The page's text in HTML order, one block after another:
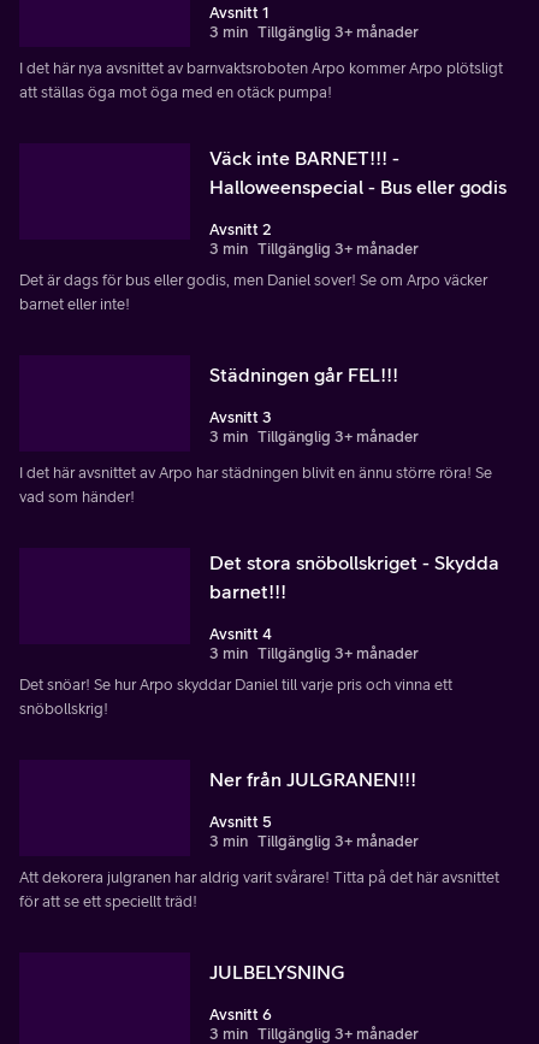
Avsnitt 1
3 min Tillgänglig 3+ månader
I det här nya avsnittet av barnvaktsroboten Arpo kommer Arpo plötsligt
att ställas öga mot öga med en otäck pumpa!
Väck inte BARNET!!! -
Halloweenspecial - Bus eller godis
Avsnitt 2
3 min Tillgänglig 3+ månader
Det är dags för bus eller godis, men Daniel sover! Se om Arpo väcker
barnet eller inte!
Städningen går FEL!!!
Avsnitt 3
3 min Tillgänglig 3+ månader
I det här avsnittet av Arpo har städningen blivit en ännu större röra! Se
vad som händer!
Det stora snöbollskriget - Skydda
barnet!!!
Avsnitt 4
3 min Tillgänglig 3+ månader
Det snöar! Se hur Arpo skyddar Daniel till varje pris och vinna ett
snöbollskrig!
Ner från JULGRANEN!!!
Avsnitt 5
3 min Tillgänglig 3+ månader
Att dekorera julgranen har aldrig varit svårare! Titta på det här avsnittet
för att se ett speciellt träd!
JULBELYSNING
Avsnitt 6
3 min Tillgänglig 3+ månader